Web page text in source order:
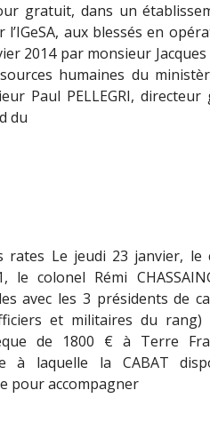
gratuit, dans un
l’IGeSA, aux blessés en
2014 par monsieur Jacques
humaines du
Paul PELLEGRI, directeur
du
rates Le jeudi 23 janvier, le
le colonel Rémi
avec les 3 présidents de
et militaires du rang)
de 1800 € à Terre
à laquelle la CABAT
pour accompagner